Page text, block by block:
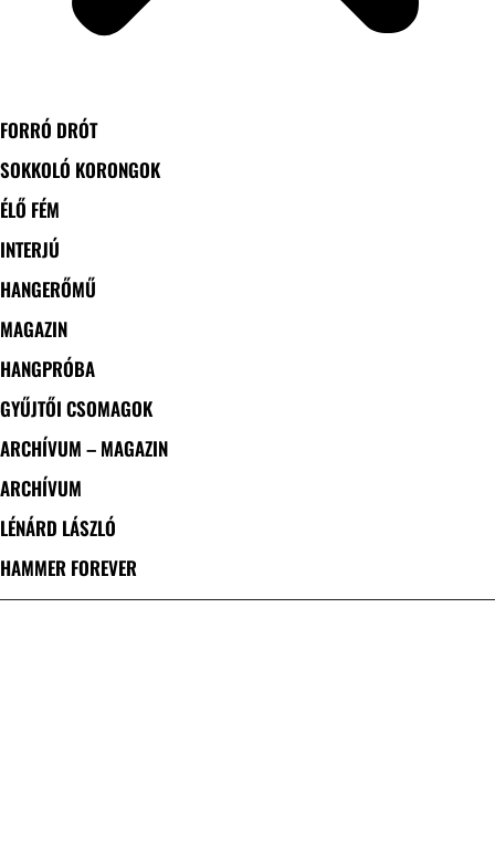
FORRÓ DRÓT
SOKKOLÓ KORONGOK
ÉLŐ FÉM
INTERJÚ
HANGERŐMŰ
MAGAZIN
HANGPRÓBA
GYŰJTŐI CSOMAGOK
ARCHÍVUM – MAGAZIN
ARCHÍVUM
LÉNÁRD LÁSZLÓ
HAMMER FOREVER